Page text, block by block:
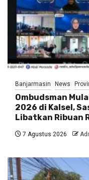
Banjarmasin News
Ombudsman
2026 di Kalsel,
Libatkan Ribuan
7 Agustus 2026